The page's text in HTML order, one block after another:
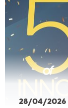
28/04/2026